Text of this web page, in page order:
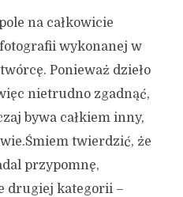
na całkowicie
wykonanej w
Ponieważ dzieło
nietrudno zgadnąć,
bywa całkiem inny,
twierdzić, że
przypomnę,
drugiej kategorii –